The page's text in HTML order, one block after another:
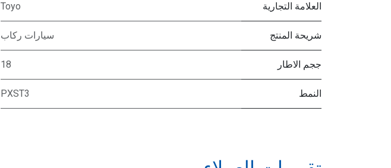
العلامة التجارية Toyo
شريحة المنتج سيارات ركاب
ججم الاطار 18
النمط PXST3